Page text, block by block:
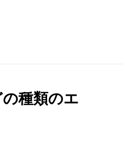
種類のエ